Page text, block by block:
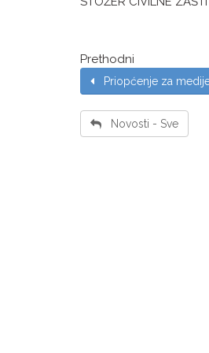
Prethodni
Priopćenje za
Novosti - Sve